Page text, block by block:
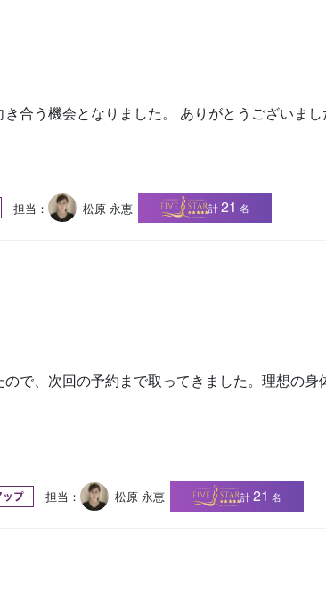
合う機会となりました。 ありがとうございまし
担当： 松原 永恵 計 21 名
で、次回の予約まで取ってきました。理想の
ップ 担当： 松原 永恵 計 21 名